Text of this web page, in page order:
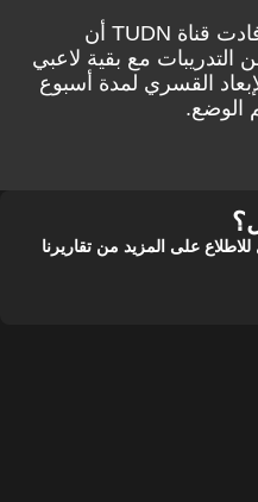
وقد تمت معاقبته الآن، حيث أفادت قناة TUDN أن
التدريبات مع بقية لاعبي
القسري لمدة أسبوع
الوضع.
على المزيد من تقاريرنا